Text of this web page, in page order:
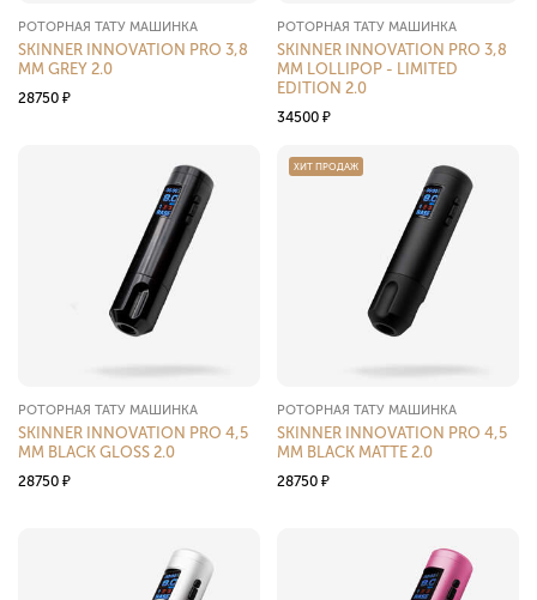
РОТОРНАЯ ТАТУ МАШИНКА
SKINNER INNOVATION PRO 3,8
MM GREY 2.0
28750 ₽
РОТОРНАЯ ТАТУ МАШИНКА
SKINNER INNOVATION PRO 3,8
MM LOLLIPOP - LIMITED
EDITION 2.0
34500 ₽
РОТОРНАЯ ТАТУ МАШИНКА
SKINNER INNOVATION PRO 4,5
MM BLACK GLOSS 2.0
28750 ₽
РОТОРНАЯ ТАТУ МАШИНКА
SKINNER INNOVATION PRO 4,5
MM BLACK MATTE 2.0
28750 ₽
ХИТ ПРОДАЖ